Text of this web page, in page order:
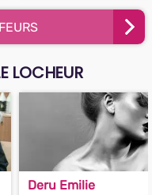
LOCHEUR
Deru Emilie